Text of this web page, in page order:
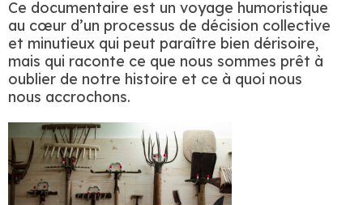
Ce documentaire est un voyage humoristique
au cœur d’un processus de décision collective
et minutieux qui peut paraître bien dérisoire,
mais qui raconte ce que nous sommes prêt à
oublier de notre histoire et ce à quoi nous
nous accrochons.